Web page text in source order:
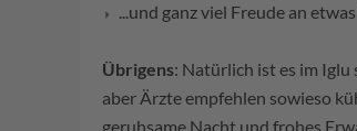
...und ganz viel Freude an
Übrigens: Natürlich ist es im
aber Ärzte empfehlen sowieso
geruhsame Nacht und frohes